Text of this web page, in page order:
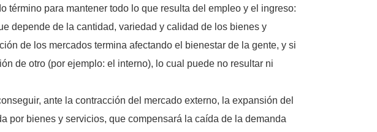
para mantener todo lo que resulta del empleo y el ingreso:
depende de la cantidad, variedad y calidad de los bienes y
de los mercados termina afectando el bienestar de la gente, y si
de otro (por ejemplo: el interno), lo cual puede no resultar ni
ante la contracción del mercado externo, la expansión del
por bienes y servicios, que compensará la caída de la demanda